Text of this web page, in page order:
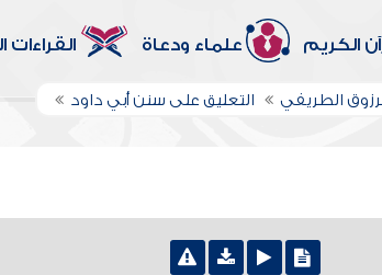
الكريم علماء ودعاة القراءات
الطريفي التعليق على سنن أبي داود